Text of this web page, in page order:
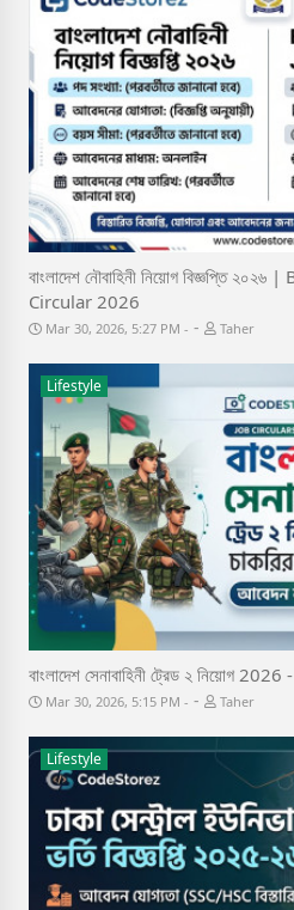
বাংলাদেশ নৌবাহিনী নিয়োগ বিজ্ঞপ্তি
Circular 2026
Mar 30, 2026, 5:27 PM - Taher
Lifestyle
বাংলাদেশ সেনাবাহিনী ট্রেড ২ নিয়োগ 2026
Mar 30, 2026, 5:15 PM - Taher
Lifestyle